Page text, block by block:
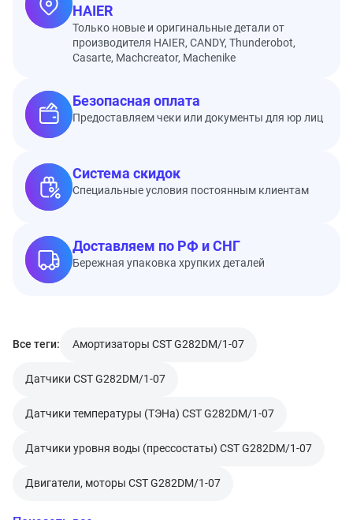
HAIER
Только новые и оригинальные детали от
производителя HAIER, CANDY, Thunderobot,
Casarte, Machcreator, Machenike
Безопасная оплата
Предоставляем чеки или документы для юр лиц
Система скидок
Специальные условия постоянным клиентам
Доставляем по РФ и СНГ
Бережная упаковка хрупких деталей
Все теги: Амортизаторы CST G282DM/1-07
Датчики CST G282DM/1-07
Датчики температуры (ТЭНа) CST G282DM/1-07
Датчики уровня воды (прессостаты) CST G282DM/1-07
Двигатели, моторы CST G282DM/1-07